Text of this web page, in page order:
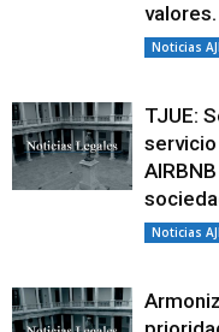
valores.
Noticias
TJUE:
Noticias